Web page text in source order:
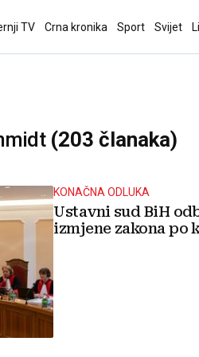
TV Crna kronika Sport Svijet
(203 članaka)
KONAČNA ODLUKA
Ustavni sud BiH
izmjene zakona po